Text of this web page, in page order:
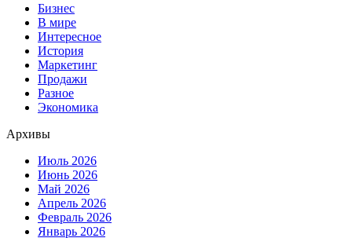
Бизнес
В мире
Интересное
История
Маркетинг
Продажи
Разное
Экономика
Архивы
Июль 2026
Июнь 2026
Май 2026
Апрель 2026
Февраль 2026
Январь 2026